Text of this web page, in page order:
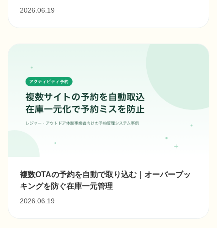
2026.06.19
複数OTAの予約を自動で取り込む｜オーバーブッ
キングを防ぐ在庫一元管理
2026.06.19